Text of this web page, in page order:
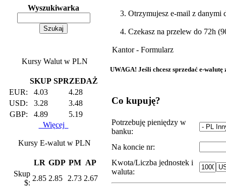
Wyszukiwarka
Kursy Walut w PLN
SKUP SPRZEDAŻ
EUR:
4.03
4.28
USD:
3.28
3.48
GBP:
4.89
5.19
Więcej
Kursy E-walut w PLN
LR GDP PM AP
Skup
$:
2.85 2.85 2.73 2.67
3. Otrzymujesz e-mail z danymi
4. Czekasz na przelew do 72h
Kantor - Formularz
UWAGA! Jeśli chcesz sprzedać e-
Co kupuję?
Potrzebuję pieniędzy w
banku:
Na koncie nr:
Kwota/Liczba jednostek i
waluta: